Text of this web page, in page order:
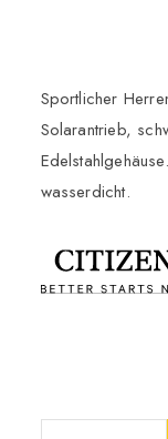
Sportlicher
Solarantrieb,
wasserdicht.